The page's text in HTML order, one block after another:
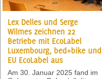
Lex Delles und Serge
Wilmes zeichnen 22
Betriebe mit EcoLabel
Luxembourg, bed+bike und
EU EcoLabel aus
Am 30. Januar 2025 fand im